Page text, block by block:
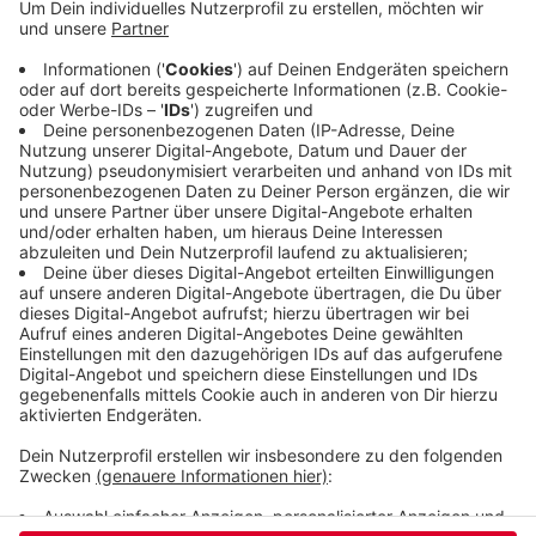
Anstieg sind überdurchschnittlich viele junge
Menschen unter 20 betroffen. Das liegt laut
Arbeitsagentur an vielen Jugendlichen, die sich
arbeitslos gemeldet haben, weil sie zum Beispiel
auf den Beginn einer Ausbildung, eines Studiums
oder Bundesfreiwilligendienstes warten.
Veröffentlicht:Donnerstag, 31.08.2023 10:57
Anzeige
Anzeige